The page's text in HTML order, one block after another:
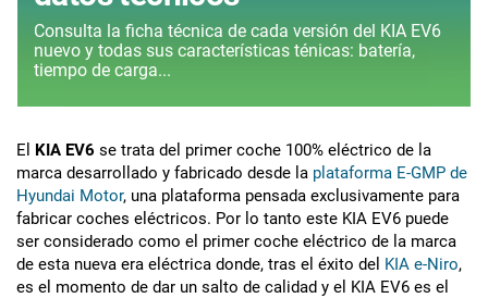
Consulta la ficha técnica de cada versión del KIA EV6
nuevo y todas sus características ténicas: batería,
tiempo de carga...
El KIA EV6 se trata del primer coche 100% eléctrico de la
marca desarrollado y fabricado desde la plataforma E-GMP de
Hyundai Motor, una plataforma pensada exclusivamente para
fabricar coches eléctricos. Por lo tanto este KIA EV6 puede
ser considerado como el primer coche eléctrico de la marca
de esta nueva era eléctrica donde, tras el éxito del KIA e-Niro,
es el momento de dar un salto de calidad y el KIA EV6 es el